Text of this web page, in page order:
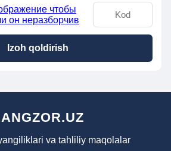
Izoh qoldirish
va tahliliy maqolalar